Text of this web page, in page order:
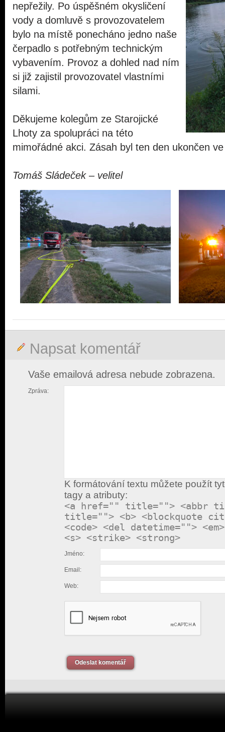
nepřežily. Po úspěšném okysličení
vody a domluvě s provozovatelem
bylo na místě ponecháno jedno naše
čerpadlo s potřebným technickým
vybavením. Provoz a dohled nad ním
si již zajistil provozovatel vlastními
silami.
Děkujeme kolegům ze Starojické
Lhoty za spolupráci na této
mimořádné akci. Zásah byl ten den ukončen
Tomáš Sládeček – velitel
Napsat komentář
Vaše emailová adresa nebude zobrazena.
Zpráva:
K formátování textu můžete použít
tagy a atributy:
<a href="" title=""> <abbr
title=""> <b> <blockquote
<code> <del datetime="">
<s> <strike> <strong>
Jméno:
Email:
Web:
Odeslat komentář